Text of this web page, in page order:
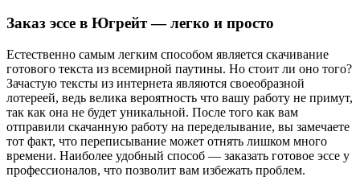
Заказ эссе в Югрейт — легко и просто
Естественно самым легким способом является скачивание
готового текста из всемирной паутины. Но стоит ли оно того?
Зачастую тексты из интернета являются своеобразной
лотереей, ведь велика вероятность что вашу работу не примут,
так как она не будет уникальной. После того как вам
отправили скачанную работу на переделывание, вы замечаете
тот факт, что переписывание может отнять лишком много
времени. Наиболее удобный способ — заказать готовое эссе у
профессионалов, что позволит вам избежать проблем.